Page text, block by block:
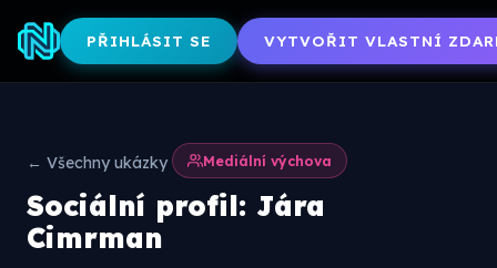
PŘIHLÁSIT SE VYTVOŘIT VLASTNÍ
← Všechny ukázky Mediální výchova
Sociální profil: Jára
Cimrman